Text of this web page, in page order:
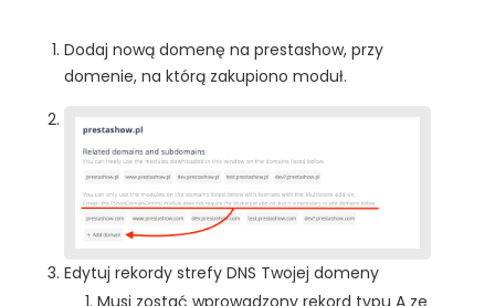
Dodaj nową domenę na prestashow, przy
domenie, na którą zakupiono moduł.
Edytuj rekordy strefy DNS Twojej domeny
Musi zostać wprowadzony rekord typu A ze